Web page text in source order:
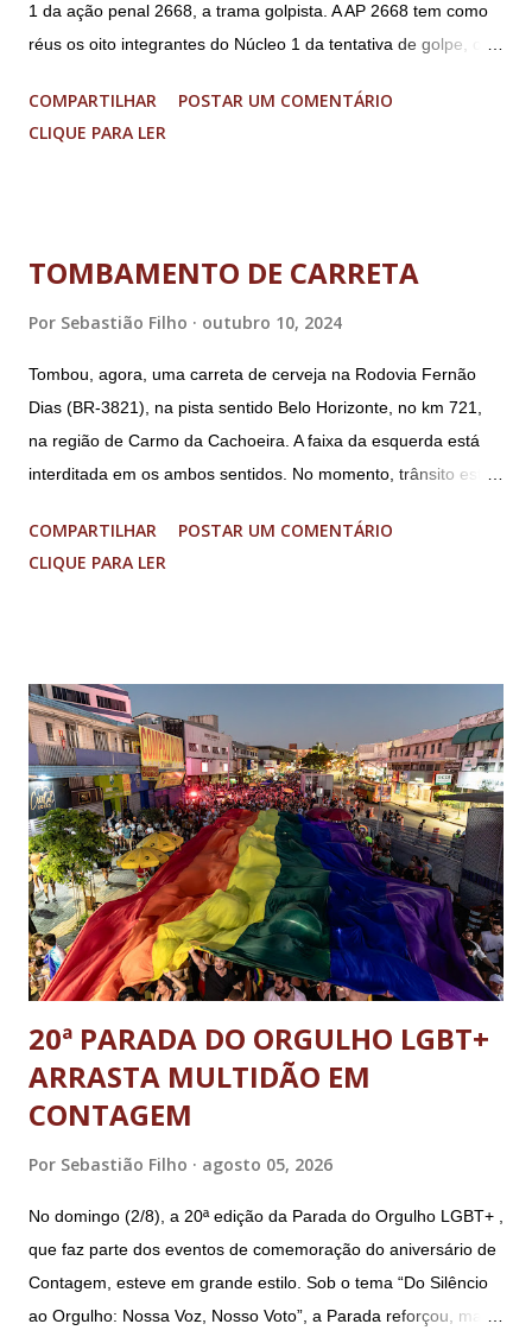
1 da ação penal 2668, a trama golpista. A AP 2668 tem como
réus os oito integrantes do Núcleo 1 da tentativa de golpe, ou
(PGR): o deputado federal Alexandre Ramagem, ex-diretor da
Agência Brasileira de Inteligência (Abin); o almirante Almir
Segurança Institucional (GSI); o tenente-coronel Mauro Cid,
Sérgio Nogueira, ex-ministro da Defesa; e o general da
reserva Walter Braga Netto, ex-ministro da Casa Civil e da
Defesa. A acusação envolveu os crimes de tentativa de
abolição violenta do Estado Democrático de Direito, golpe de
COMPARTILHAR
POSTAR UM COMENTÁRIO
CLIQUE PARA LER
TOMBAMENTO DE CARRETA
Por Sebastião Filho outubro 10, 2024
Tombou, agora, uma carreta de cerveja na Rodovia Fernão
Dias (BR-3821), na pista sentido Belo Horizonte, no km 721,
na região de Carmo da Cachoeira. A faixa da esquerda está
interditada em os ambos sentidos. No momento, trânsito está
Imagens @transitofernaodias *Por Sebastião Filho
COMPARTILHAR
POSTAR UM COMENTÁRIO
CLIQUE PARA LER
20ª PARADA DO ORGULHO LGBT+
ARRASTA MULTIDÃO EM
CONTAGEM
Por Sebastião Filho agosto 05, 2026
No domingo (2/8), a 20ª edição da Parada do Orgulho LGBT+ ,
que faz parte dos eventos de comemoração do aniversário de
Contagem, esteve em grande estilo. Sob o tema “Do Silêncio
ao Orgulho: Nossa Voz, Nosso Voto”, a Parada reforçou, mais